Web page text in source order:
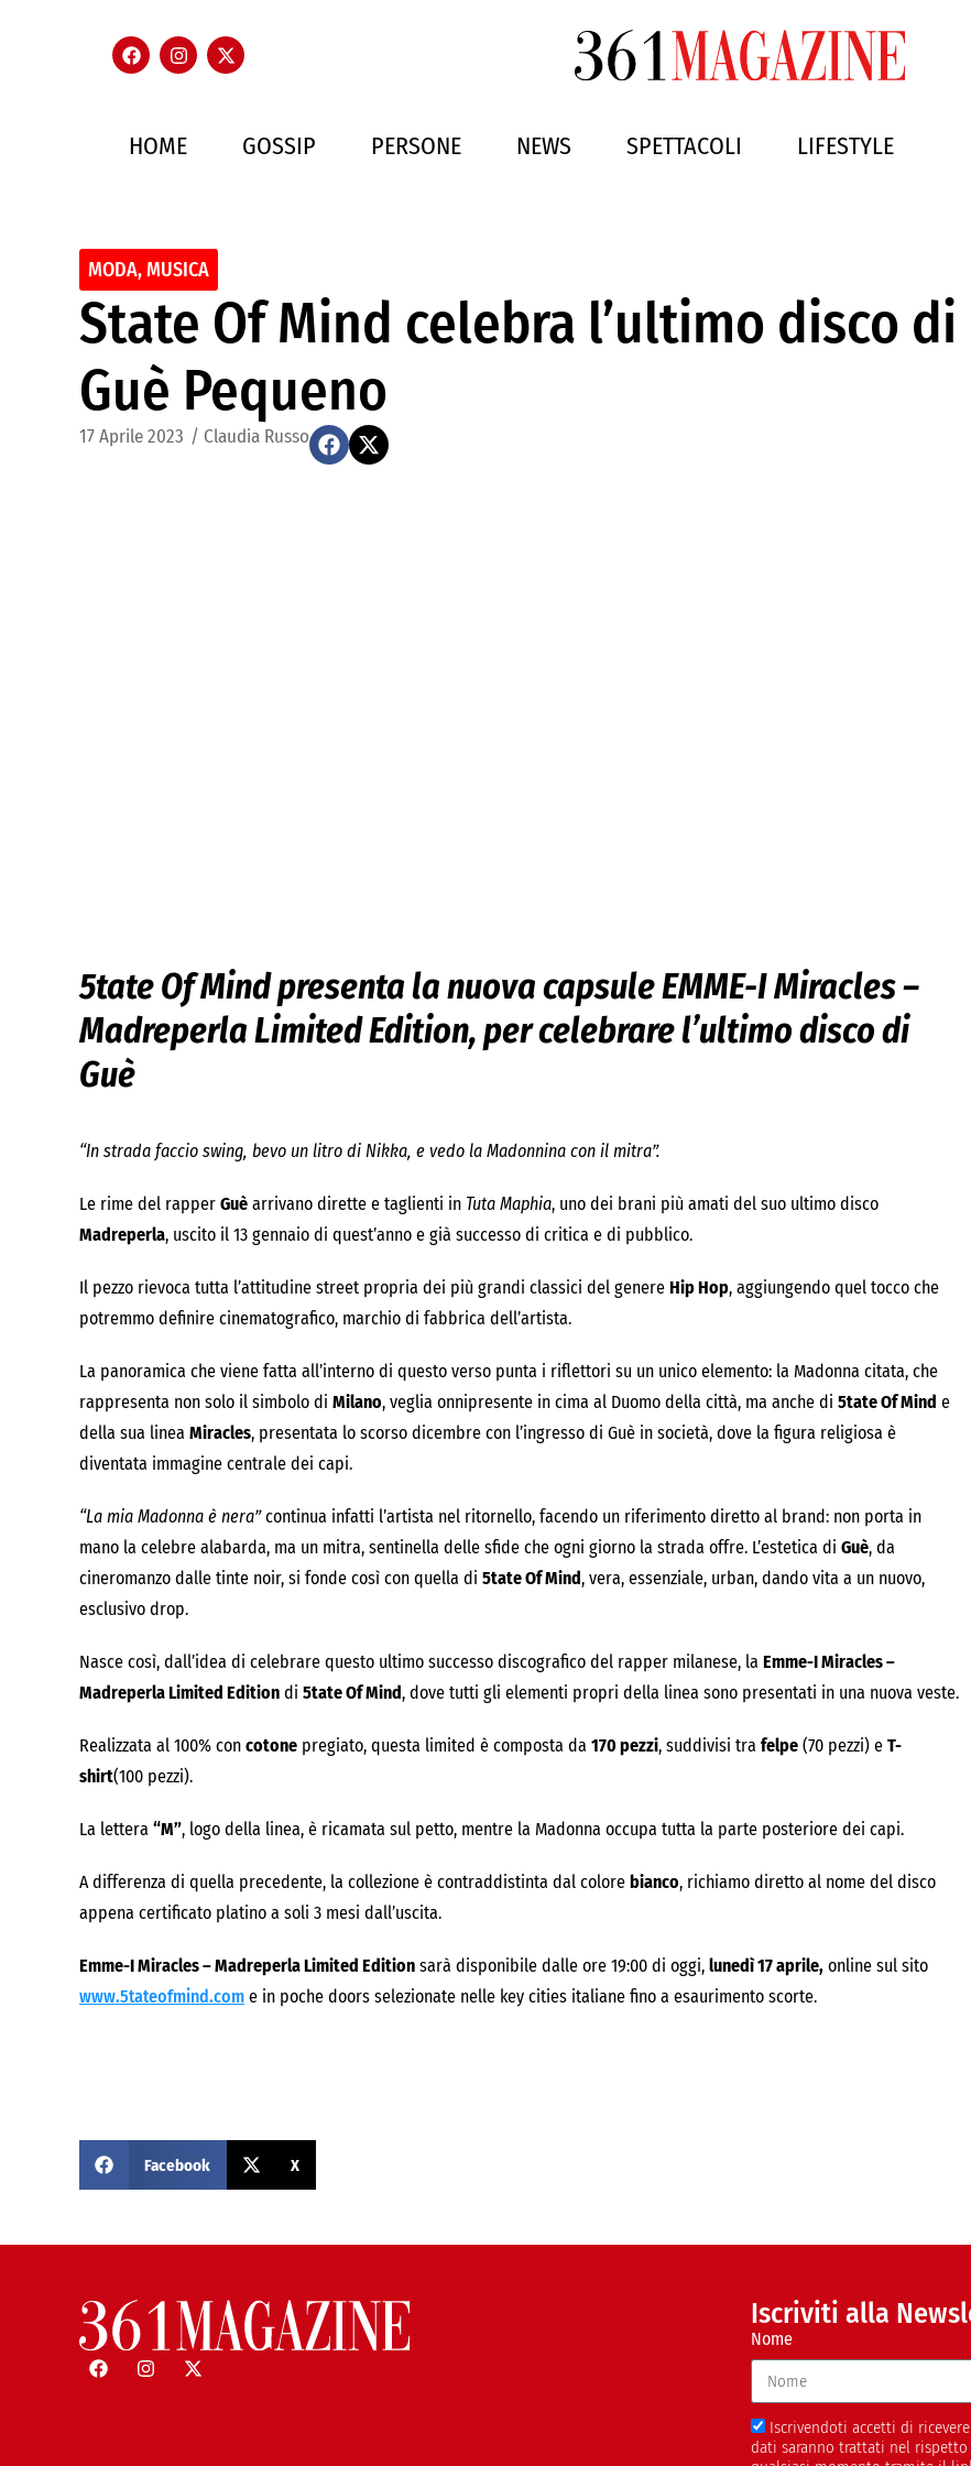
HOME GOSSIP PERSONE NEWS SPETTACOLI LIFESTYLE
MODA,MUSICA
State Of Mind celebra l’ultimo disco di
Guè Pequeno
17 Aprile 2023 / Claudia Russo
5tate Of Mind presenta la nuova capsule EMME-I Miracles –
Madreperla Limited Edition, per celebrare l’ultimo disco di
Guè
“In strada faccio swing, bevo un litro di Nikka, e vedo la Madonnina con il mitra”.
Le rime del rapper Guè arrivano dirette e taglienti in Tuta Maphia, uno dei brani più amati del suo ultimo disco
Madreperla, uscito il 13 gennaio di quest’anno e già successo di critica e di pubblico.
Il pezzo rievoca tutta l’attitudine street propria dei più grandi classici del genere Hip Hop, aggiungendo quel tocco che
potremmo definire cinematografico, marchio di fabbrica dell’artista.
La panoramica che viene fatta all’interno di questo verso punta i riflettori su un unico elemento: la Madonna citata, che
rappresenta non solo il simbolo di Milano, veglia onnipresente in cima al Duomo della città, ma anche di 5tate Of Mind e
della sua linea Miracles, presentata lo scorso dicembre con l’ingresso di Guè in società, dove la figura religiosa è
diventata immagine centrale dei capi.
“La mia Madonna è nera”continua infatti l’artista nel ritornello, facendo un riferimento diretto al brand: non porta in
mano la celebre alabarda, ma un mitra, sentinella delle sfide che ogni giorno la strada offre. L’estetica di Guè, da
cineromanzo dalle tinte noir, si fonde così con quella di 5tate Of Mind, vera, essenziale, urban, dando vita a un nuovo,
esclusivo drop.
Nasce così, dall’idea di celebrare questo ultimo successo discografico del rapper milanese, la Emme-I Miracles –
Madreperla Limited Edition di 5tate Of Mind, dove tutti gli elementi propri della linea sono presentati in una nuova veste.
Realizzata al 100% con cotone pregiato, questa limited è composta da 170 pezzi, suddivisi tra felpe (70 pezzi) e T-
shirt(100 pezzi).
La lettera “M”, logo della linea, è ricamata sul petto, mentre la Madonna occupa tutta la parte posteriore dei capi.
A differenza di quella precedente, la collezione è contraddistinta dal colore bianco, richiamo diretto al nome del disco
appena certificato platino a soli 3 mesi dall’uscita.
Emme-I Miracles – Madreperla Limited Edition sarà disponibile dalle ore 19:00 di oggi, lunedì 17 aprile, online sul sito
www.5tateofmind.com e in poche doors selezionate nelle key cities italiane fino a esaurimento scorte.
Facebook X
Iscriviti alla
Nome
Iscrivendoti accetti di
dati saranno trattati nel rispetto